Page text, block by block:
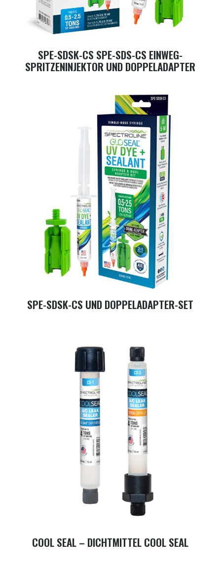
SPE-SDSK-CS SPE-SDS-CS EINWEG-
SPRITZENINJEKTOR UND DOPPELADAPTER
SPE-SDSK-CS UND DOPPELADAPTER-SET
COOL SEAL – DICHTMITTEL COOL SEAL